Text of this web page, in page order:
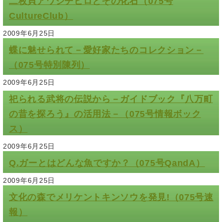
CultureClub）
2009年6月25日
蝶に魅せられて－愛好家たちのコレクション－
（075号特別陳列）
2009年6月25日
祀られる武将の伝説から－ガイドブック『八万町
の昔を探ろう』の活用法－（075号情報ボック
ス）
2009年6月25日
Q.ガーとはどんな魚ですか？（075号QandA）
2009年6月25日
文化の森でメリケントキンソウを発見!（075号速
報）